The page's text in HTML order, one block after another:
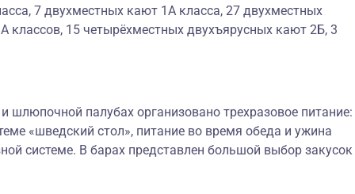
7 двухместных кают 1А класса, 27 двухместных
классов, 15 четырёхместных двухъярусных кают 2Б, 3
шлюпочной палубах организовано трехразовое питание:
«шведский стол», питание во время обеда и ужина
системе. В барах представлен большой выбор закусок